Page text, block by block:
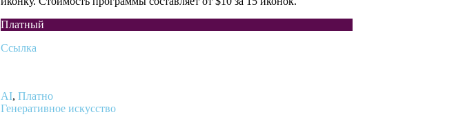
Платный
Ссылка
AI, Платно
Генеративное искусство